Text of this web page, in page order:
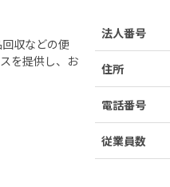
収などの便
を提供し、お
法人番号
住所
電話番号
従業員数